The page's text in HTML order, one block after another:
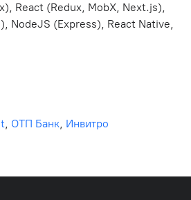
React (Redux, MobX, Next.js),
NodeJS (Express), React Native,
, ОТП Банк, Инвитро